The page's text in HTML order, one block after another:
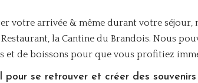
votre arrivée & même durant votre
la Cantine du Brandois. Nous
et de boissons pour que vous profitiez
pour se retrouver et créer des souvenirs